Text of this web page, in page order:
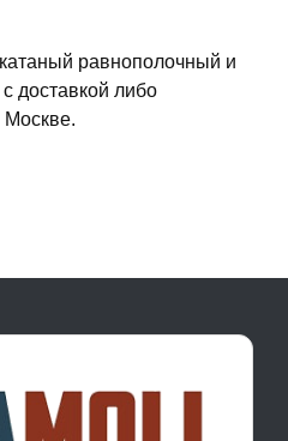
равнополочный и
доставкой либо
Москве.